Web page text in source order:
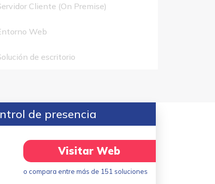
Cliente (On Premise)
Web
de escritorio
de presencia
Visitar Web
o compara entre más de 151 soluciones